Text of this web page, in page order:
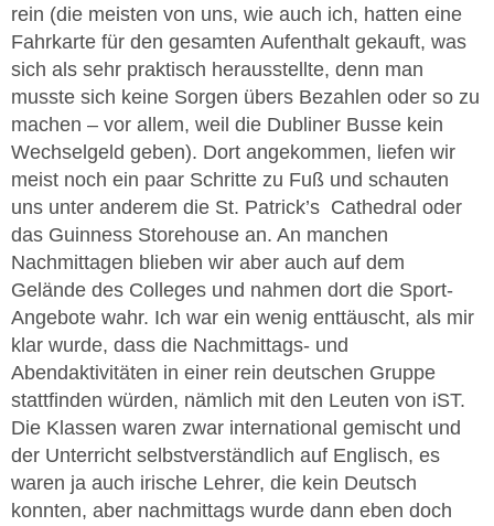
rein (die meisten von uns, wie auch ich, hatten eine
Fahrkarte für den gesamten Aufenthalt gekauft, was
sich als sehr praktisch herausstellte, denn man
musste sich keine Sorgen übers Bezahlen oder so zu
machen – vor allem, weil die Dubliner Busse kein
Wechselgeld geben). Dort angekommen, liefen wir
meist noch ein paar Schritte zu Fuß und schauten
uns unter anderem die St. Patrick’s Cathedral oder
das Guinness Storehouse an. An manchen
Nachmittagen blieben wir aber auch auf dem
Gelände des Colleges und nahmen dort die Sport-
Angebote wahr. Ich war ein wenig enttäuscht, als mir
klar wurde, dass die Nachmittags- und
Abendaktivitäten in einer rein deutschen Gruppe
stattfinden würden, nämlich mit den Leuten von iST.
Die Klassen waren zwar international gemischt und
der Unterricht selbstverständlich auf Englisch, es
waren ja auch irische Lehrer, die kein Deutsch
konnten, aber nachmittags wurde dann eben doch